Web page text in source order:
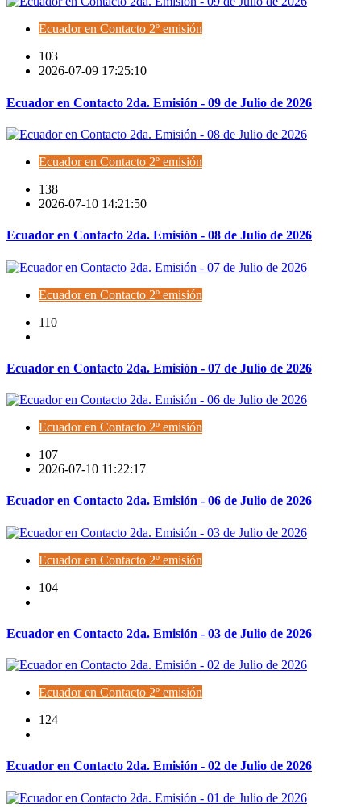
Ecuador en Contacto 2º emisión
103
2026-07-09 17:25:10
Ecuador en Contacto 2da. Emisión - 09 de Julio de 2026
Ecuador en Contacto 2º emisión
138
2026-07-10 14:21:50
Ecuador en Contacto 2da. Emisión - 08 de Julio de 2026
Ecuador en Contacto 2º emisión
110
Ecuador en Contacto 2da. Emisión - 07 de Julio de 2026
Ecuador en Contacto 2º emisión
107
2026-07-10 11:22:17
Ecuador en Contacto 2da. Emisión - 06 de Julio de 2026
Ecuador en Contacto 2º emisión
104
Ecuador en Contacto 2da. Emisión - 03 de Julio de 2026
Ecuador en Contacto 2º emisión
124
Ecuador en Contacto 2da. Emisión - 02 de Julio de 2026